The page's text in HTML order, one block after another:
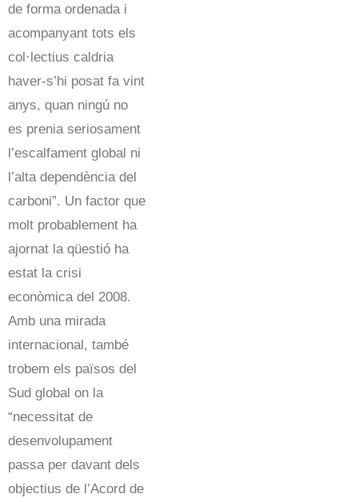
de forma ordenada i
acompanyant tots els
col·lectius caldria
haver-s’hi posat fa vint
anys, quan ningú no
es prenia seriosament
l’escalfament global ni
l’alta dependència del
carboni”. Un factor que
molt probablement ha
ajornat la qüestió ha
estat la crisi
econòmica del 2008.
Amb una mirada
internacional, també
trobem els països del
Sud global on la
“necessitat de
desenvolupament
passa per davant dels
objectius de l’Acord de